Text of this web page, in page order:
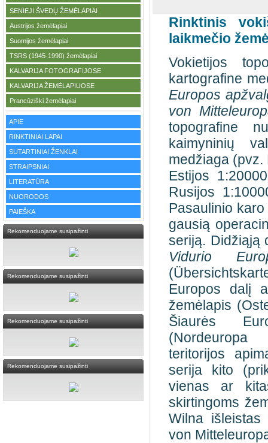
· SENIEJI ŠVEDŲ ŽEMĖLAPIAI
· Austrijos žemėlapiai
· Suomijos žemėlapiai
· TSRS (1945-1990) žemėlapiai
· KALVARIJA FOTOGRAFIJOSE
· KALVARIJA ŽEMĖLAPIUOSE
· Prancūziški žemėlapiai
APIE
RINKTINIAI LAPAI
SUTARTINIAI ŽENKLAI
STRAIPSNIAI
LITERATŪRA
NUORODOS
PAIEŠKA
Rekomenduojame susipažinti
Rekomenduojame susipažinti
Rekomenduojame susipažinti
Rekomenduojame susipažinti
Rinktinis
laikmečio
Vokietijos
kartografine
Europos
von
topografine
kaimyninių
medžiaga (pvz.
Estijos
Rusijos
Pasaulinio
gausią
seriją. Didžiąją
Vidurio
Europos dalį
žemėlapis
Šiaurės
(Nordeuropa
teritorijos
serija kito
vienas ar
skirtingoms
Wilna išleistas
von